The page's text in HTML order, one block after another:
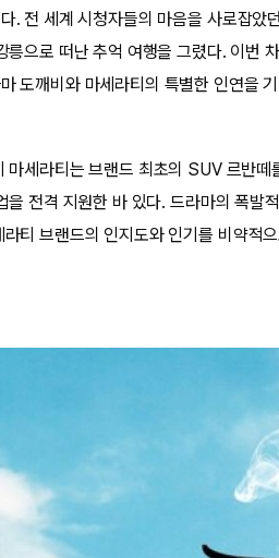
. 전 세계 시청자들의 마음을 사로잡
릉으로 떠난 추억 여행을 그렸다. 이번
도깨비와 마세라티의 특별한 인연을
마세라티는 브랜드 최초의 SUV 르반
을 전격 지원한 바 있다. 드라마의 폭발
티 브랜드의 인지도와 인기를 비약적